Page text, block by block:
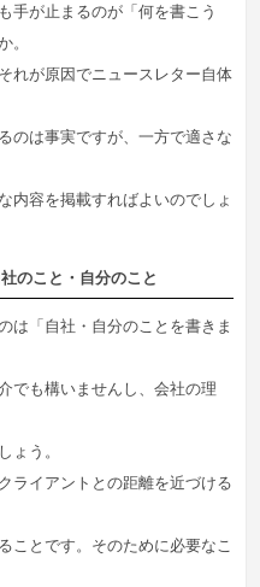
手が止まるのが「何を書こう
。
れが原因でニュースレター自体
のは事実ですが、一方で適さな
内容を掲載すればよいのでしょ
のこと・自分のこと
は「自社・自分のことを書きま
でも構いませんし、会社の理
ょう。
ライアントとの距離を近づける
ことです。そのために必要なこ